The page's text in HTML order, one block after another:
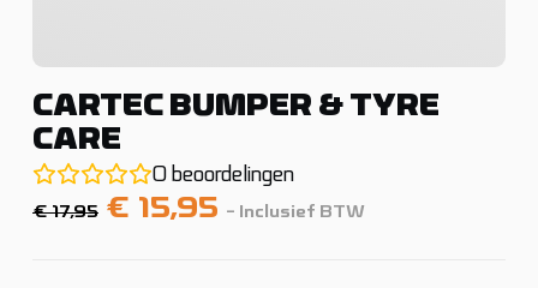
CARTEC BUMPER & TYRE
CARE
0 beoordelingen
€17,95 Oorspronkelijke
€ 15,95 Huidige
- Inclusief BTW